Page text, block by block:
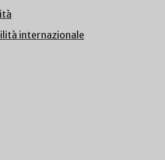
internazionale